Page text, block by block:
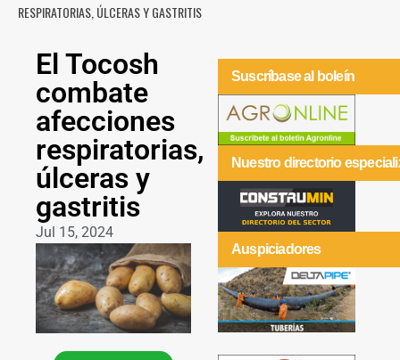
RESPIRATORIAS, ÚLCERAS Y GASTRITIS
El Tocosh
combate
afecciones
respiratorias,
úlceras y
gastritis
Jul 15, 2024
Suscríbase al boleín
Nuestro directorio
Auspiciadores